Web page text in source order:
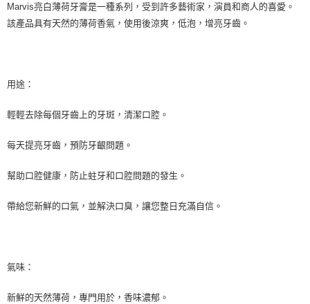
Marvis亮白薄荷牙膏是一種系列，受到許多藝術家，演員和商人的喜愛。
該產品具有天然的薄荷香氣，使用後涼爽，低泡，增亮牙齒。
用途：
輕輕去除每個牙齒上的牙斑，清潔口腔。
每天提亮牙齒，預防牙齦問題。
幫助口腔健康，防止蛀牙和口腔問題的發生。
帶給您新鮮的口氣，並解決口臭，讓您整日充滿自信。
氣味：
新鮮的天然薄荷，專門用於，香味濃郁。